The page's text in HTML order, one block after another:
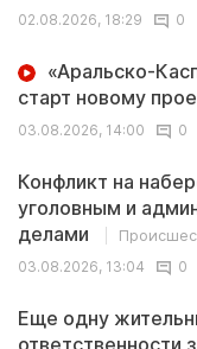
02.08.2026, 18:29
0
«Аральско-
старт новому
03.08.2026, 14:00
0
Конфликт на
уголовным и
делами
03.08.2026, 13:04
0
Еще одну
ответственности